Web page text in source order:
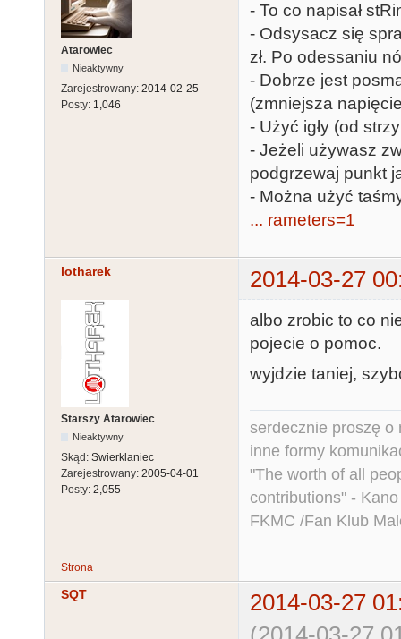
Atarowiec
Nieaktywny
Zarejestrowany: 2014-02-25
Posty: 1,046
- To co napisał
- Odsysacz się
zł. Po odessaniu
- Dobrze jest
(zmniejsza
- Użyć igły (od
- Jeżeli używasz
podgrzewaj punkt
- Można użyć
... rameters=1
lotharek 2014-03-27
Starszy Atarowiec
Nieaktywny
Skąd: Swierklaniec
Zarejestrowany: 2005-04-01
Posty: 2,055
albo zrobic to co
pojecie o pomoc.
wyjdzie taniej,
serdecznie proszę o
inne formy
"The worth of all
contributions" -
FKMC /Fan Klub
Strona
SQT
2014-03-27